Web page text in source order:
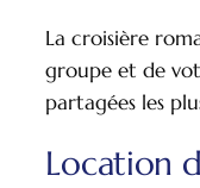
La croisière
groupe et de
partagées les
Location